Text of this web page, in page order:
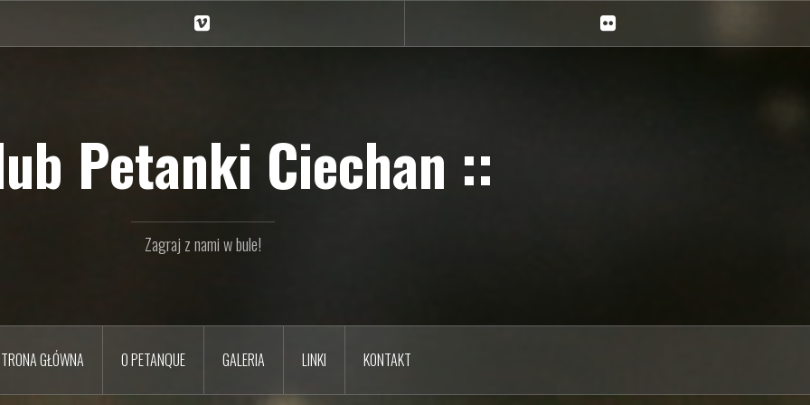
na
na
Petanki Ciechan ::
Zagraj z nami w bule!
GŁÓWNA O PETANQUE GALERIA LINKI KONTAKT